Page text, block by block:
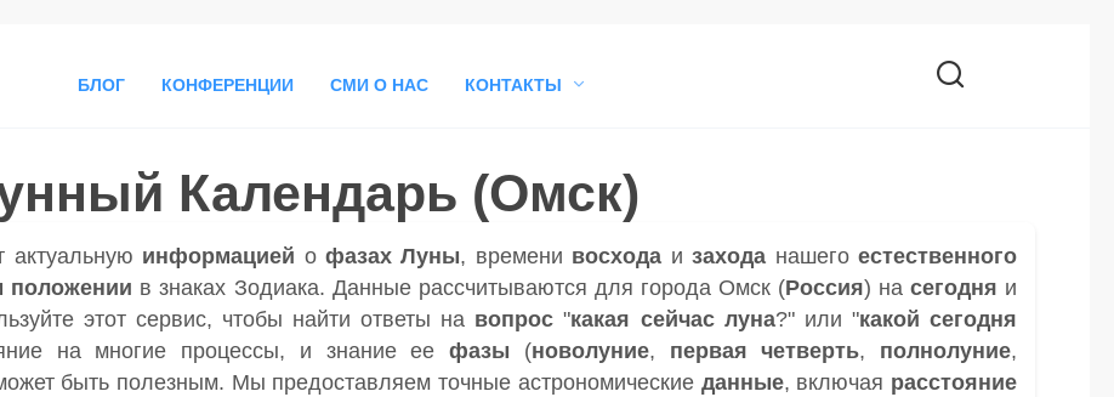
БЛОГ КОНФЕРЕНЦИИ СМИ О НАС КОНТАКТЫ
Календарь (Омск)
актуальную информацией офазах Луны, времени восхода изахода нашегоестественного
положении в знаках Зодиака. Данные рассчитываются для города Омск (Россия) на сегодня и
этот сервис, чтобы найти ответы на вопрос "какая сейчас луна?" или "какой сегодня
на многие процессы, и знание еефазы (новолуние, первая четверть, полнолуние,
быть полезным. Мы предоставляем точные астрономические данные, включая расстояние